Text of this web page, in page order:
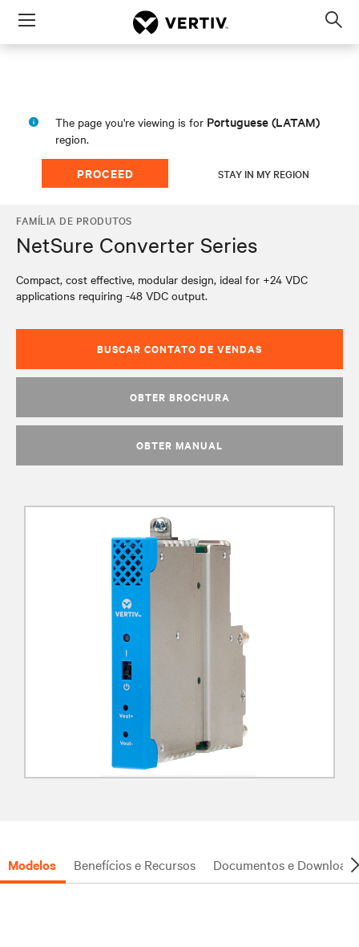
Menu
The page you're viewing is for Portuguese (LATAM)
region.
PROCEED STAY IN MY REGION
FAMÍLIA DE PRODUTOS
NetSure Converter Series
Compact, cost effective, modular design, ideal for +24 VDC
applications requiring -48 VDC output.
BUSCAR CONTATO DE VENDAS
OBTER BROCHURA
OBTER MANUAL
Modelos Benefícios e Recursos Documentos e Downloads